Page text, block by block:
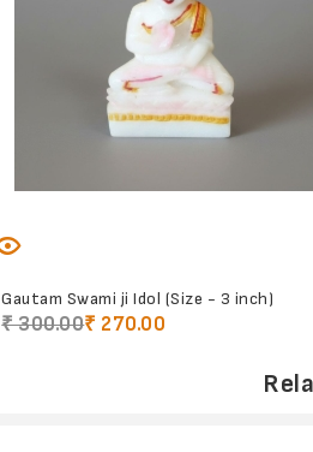
Gautam Swami ji Idol (Size - 3 inch)
₹ 300.00₹ 270.00